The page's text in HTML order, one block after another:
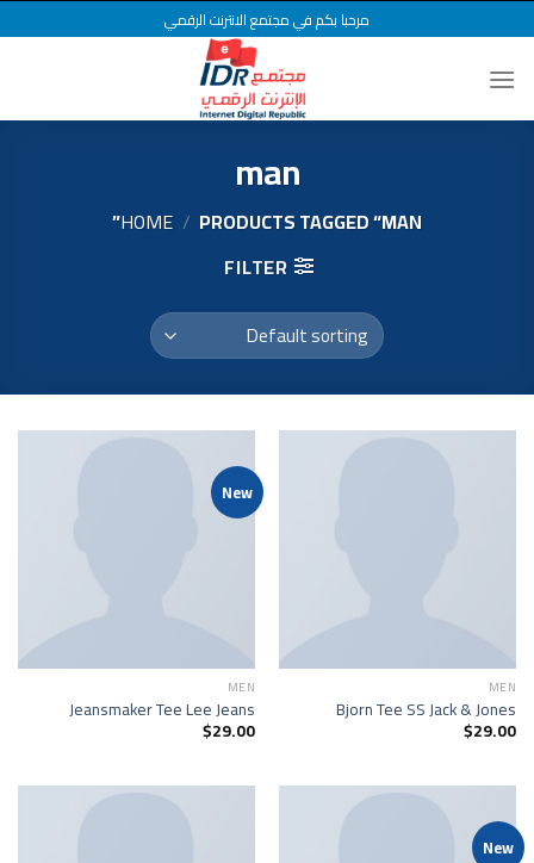
to
content
مرحبا بكم في مجتمع الانترنت الرقمي
man
HOME / PRODUCTS TAGGED “MAN”
FILTER
MEN
Bjorn Tee SS Jack & Jones
$29.00
New
MEN
Jeansmaker Tee Lee Jeans
$29.00
New